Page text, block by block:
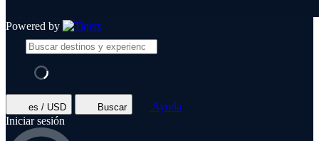
Powered by
es / USD Buscar
Ayuda
Iniciar sesión